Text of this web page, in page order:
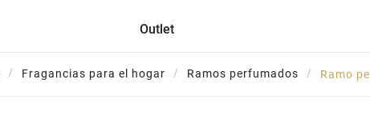
Outlet
Fragancias para el hogar Ramos perfumados Ramo